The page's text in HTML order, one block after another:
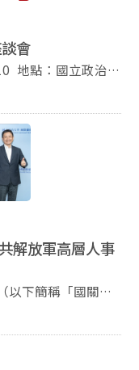
識。面對國際局勢
變化亦與習近平所
此背景下，今年兩
需放在「十五五規
略布局中加以理
敗問題展開查處。
協委員資格變動名
括與解放軍體系相
行動仍在持續推
進法》草案，指出
」，被視為中共持
度化作法。 在
今年政府工作報告
「提質增效」。他
下行、資金流動壓
去依賴房地產與大
會
樓國際會議廳（臺
關閉報名系
單位會議措施，包
已報名者不得異
解放軍高層人事
大人事異動，包括